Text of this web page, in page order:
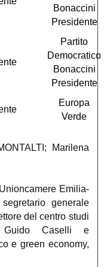
Bonaccini
Presidente
Partito
Democratico
Bonaccini
Presidente
Europa
Verde
Marilena
Emilia-
generale
del centro studi
Guido Caselli e
e green economy,